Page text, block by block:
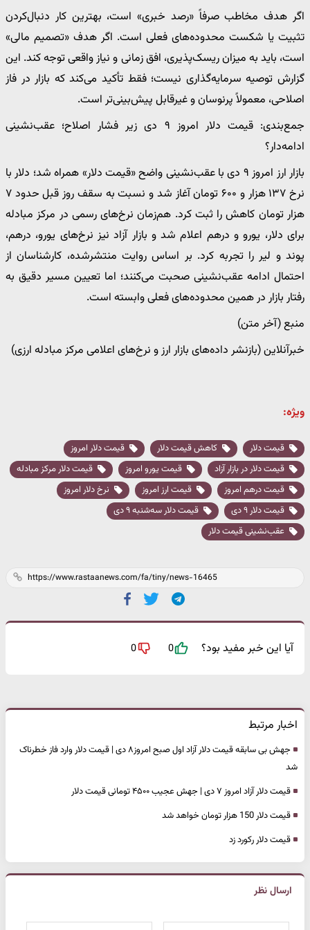
اگر هدف مخاطب صرفاً «رصد خبری» است، بهترین کار دنبال‌کردن
تثبیت یا شکست محدوده‌های فعلی است. اگر هدف «تصمیم مالی»
است، باید به میزان ریسک‌پذیری، افق زمانی و نیاز واقعی توجه کند. این
گزارش توصیه سرمایه‌گذاری نیست؛ فقط تأکید می‌کند که بازار در فاز
اصلاحی، معمولاً پرنوسان و غیرقابل پیش‌بینی‌تر است.
جمع‌بندی: قیمت دلار امروز ۹ دی زیر فشار اصلاح؛ عقب‌نشینی
ادامه‌دار؟
بازار ارز امروز ۹ دی با عقب‌نشینی واضح «قیمت دلار» همراه شد؛ دلار با
نرخ ۱۳۷ هزار و ۶۰۰ تومان آغاز شد و نسبت به سقف روز قبل حدود ۷
هزار تومان کاهش را ثبت کرد. هم‌زمان نرخ‌های رسمی در مرکز مبادله
برای دلار، یورو و درهم اعلام شد و بازار آزاد نیز نرخ‌های یورو، درهم،
پوند و لیر را تجربه کرد. بر اساس روایت منتشرشده، کارشناسان از
احتمال ادامه عقب‌نشینی صحبت می‌کنند؛ اما تعیین مسیر دقیق به
رفتار بازار در همین محدوده‌های فعلی وابسته است.
منبع (آخر متن)
خبرآنلاین (بازنشر داده‌های بازار ارز و نرخ‌های اعلامی مرکز مبادله ارزی)
ویژه:
قیمت دلار کاهش قیمت دلار
قیمت دلار امروز
قیمت دلار در بازار آزاد
قیمت یورو امروز
قیمت دلار مرکز مبادله
قیمت درهم امروز
قیمت ارز امروز
نرخ دلار امروز
قیمت دلار ۹ دی
قیمت دلار سه‌شنبه ۹ دی
عقب‌نشینی قیمت دلار
آیا این خبر مفید بود؟ 0
0
اخبار مرتبط
جهش بی سابقه قیمت دلار آزاد اول صبح امروز۸ دی | قیمت دلار وارد فاز خطرناک
شد
قیمت دلار آزاد امروز ۷ دی | جهش عجیب ۴۵۰۰ تومانی قیمت دلار
قیمت دلار 150 هزار تومان خواهد شد
قیمت دلار رکورد زد
ارسال نظر